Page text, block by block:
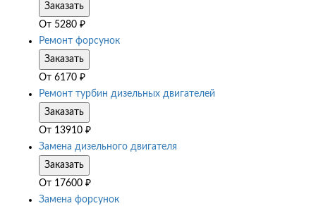
Заказать
От 5280 ₽
Ремонт форсунок
Заказать
От 6170 ₽
Ремонт турбин дизельных двигателей
Заказать
От 13910 ₽
Замена дизельного двигателя
Заказать
От 17600 ₽
Замена форсунок